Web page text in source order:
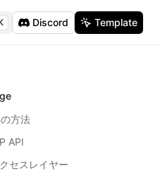
Discord Template
方法
API
セスレイヤー